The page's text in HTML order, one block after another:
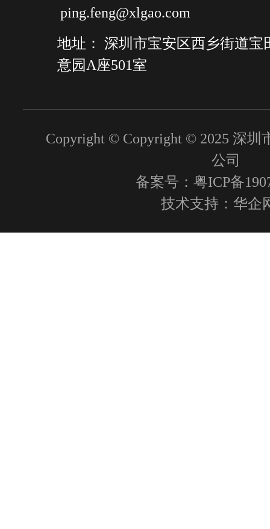
ping.feng@xlgao.com
地址： 深圳市宝安区西乡街道宝
意园A座501室
Copyright © Copyright © 2025 深圳
公司
备案号：粤ICP备
技术支持： 华企